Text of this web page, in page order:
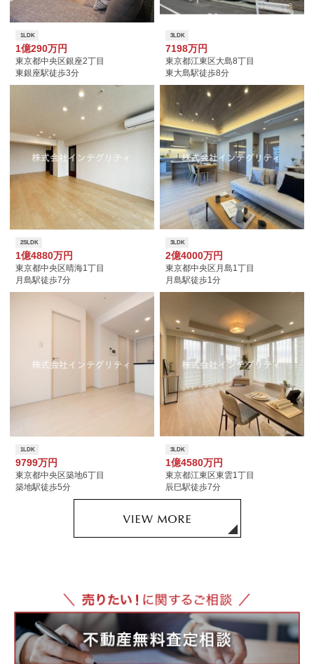
1LDK
1億290万円
東京都中央区銀座2丁目
東銀座駅徒歩3分
3LDK
7198万円
東京都江東区大島8丁目
東大島駅徒歩8分
2SLDK
1億4880万円
東京都中央区晴海1丁目
月島駅徒歩7分
3LDK
2億4000万円
東京都中央区月島1丁目
月島駅徒歩1分
1LDK
9799万円
東京都中央区築地6丁目
築地駅徒歩5分
3LDK
1億4580万円
東京都江東区東雲1丁目
辰巳駅徒歩7分